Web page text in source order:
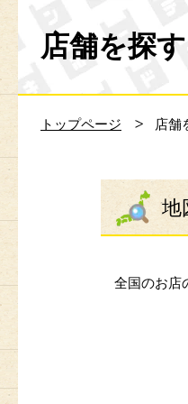
総合ディスカウントストア 驚安
店舗を探す
トップページ 店舗
地
全国のお店